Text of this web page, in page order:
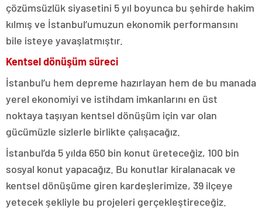
çözümsüzlük siyasetini 5 yıl boyunca bu şehirde hakim
kılmış ve İstanbul’umuzun ekonomik performansını
bile isteye yavaşlatmıştır.
Kentsel dönüşüm süreci
İstanbul’u hem depreme hazırlayan hem de bu manada
yerel ekonomiyi ve istihdam imkanlarını en üst
noktaya taşıyan kentsel dönüşüm için var olan
gücümüzle sizlerle birlikte çalışacağız.
İstanbul’da 5 yılda 650 bin konut üreteceğiz, 100 bin
sosyal konut yapacağız. Bu konutlar kiralanacak ve
kentsel dönüşüme giren kardeşlerimize, 39 ilçeye
yetecek şekliyle bu projeleri gerçekleştireceğiz.